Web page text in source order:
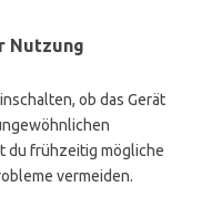
Nutzung
ob das Gerät
du frühzeitig mögliche
vermeiden.